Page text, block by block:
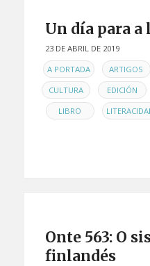
Un día para a
23 DE ABRIL DE 2019
ENA PORTADA , ARTIGOS
CULTURA , EDICIÓN ,
LIBRO ,
Onte 563: O
finlandés